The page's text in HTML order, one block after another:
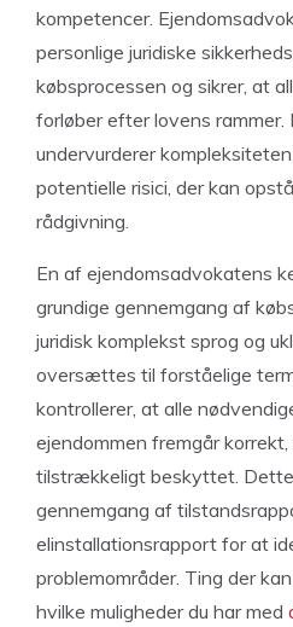
kompetencer.
personlige juridiske
købsprocessen og sikrer, at
forløber efter lovens rammer.
undervurderer
potentielle risici, der kan
rådgivning.
En af ejendomsadvokatens
grundige gennemgang af
juridisk komplekst sprog og
oversættes til forståelige
kontrollerer, at alle
ejendommen fremgår
tilstrækkeligt beskyttet.
gennemgang af
elinstallationsrapport for at
problemområder. Ting der
hvilke muligheder du har med